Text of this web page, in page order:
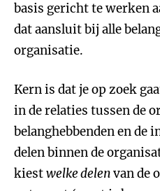
basis gericht te werken
dat aansluit bij alle
organisatie.
Kern is dat je op zoek
in de relaties tussen de
belanghebbenden en de
delen binnen de
kiestwelke delenvan de